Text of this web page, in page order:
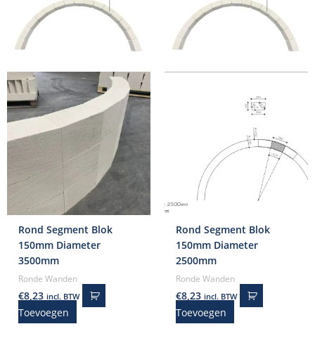
Rond Segment Blok
150mm Diameter
3500mm
Ronde Wanden
€8,23 incl. BTW
Toevoegen
Rond Segment Blok
150mm Diameter
2500mm
Ronde Wanden
€8,23 incl. BTW
Toevoegen